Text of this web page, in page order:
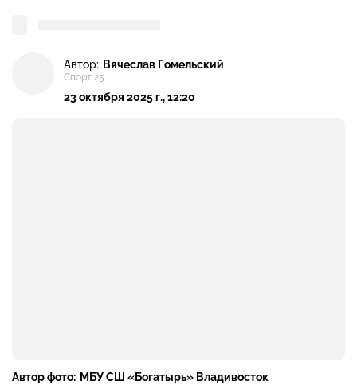
Автор: Вячеслав Гомельский
Спорт 25
23 октября 2025 г., 12:20
Автор фото: МБУ СШ «Богатырь» Владивосток